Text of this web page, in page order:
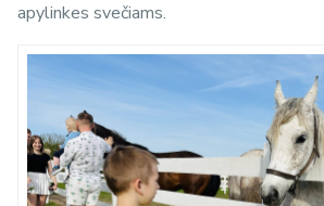
apylinkes svečiams.